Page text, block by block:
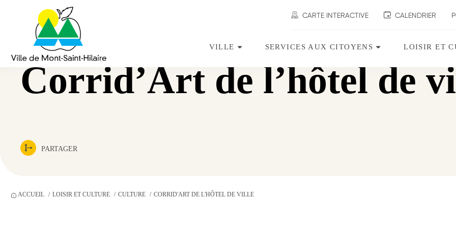
CARTE INTERACTIVE CALENDRIER
VILLE
menu
Ville.
SERVICES AUX CITOYENS
sous-
menu
Services
aux
LOISIR ET
Corrid’Art de l’hôtel de
PARTAGER
ACCUEIL LOISIR ET CULTURE CULTURE CORRID'ART DE L'HÔTEL DE VILLE